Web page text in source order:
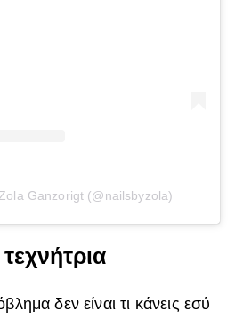
Ganzorigt (@nailsbyzola)
δεν είναι τι κάνεις εσύ